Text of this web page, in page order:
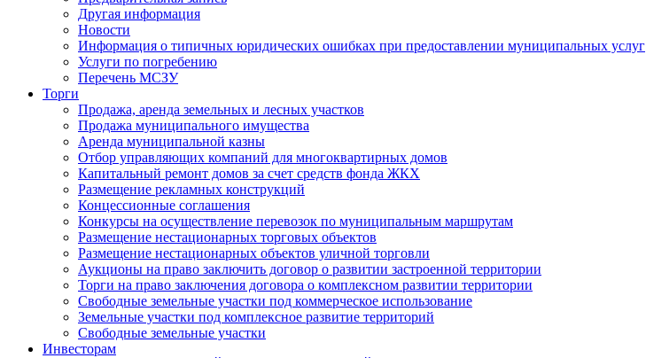
Другая информация
Новости
Информация о типичных юридических ошибках при предоставлении муниципальных услуг
Услуги по погребению
Перечень МСЗУ
Торги
Продажа, аренда земельных и лесных участков
Продажа муниципального имущества
Аренда муниципальной казны
Отбор управляющих компаний для многоквартирных домов
Капитальный ремонт домов за счет средств фонда ЖКХ
Размещение рекламных конструкций
Концессионные соглашения
Конкурсы на осуществление перевозок по муниципальным маршрутам
Размещение нестационарных торговых объектов
Размещение нестационарных объектов уличной торговли
Аукционы на право заключить договор о развитии застроенной территории
Торги на право заключения договора о комплексном развитии территории
Свободные земельные участки под коммерческое использование
Земельные участки под комплексное развитие территорий
Свободные земельные участки
Инвесторам